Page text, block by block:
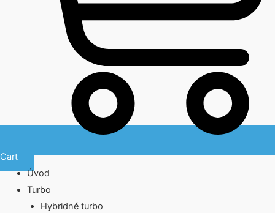
Cart
Úvod
Turbo
Hybridné turbo